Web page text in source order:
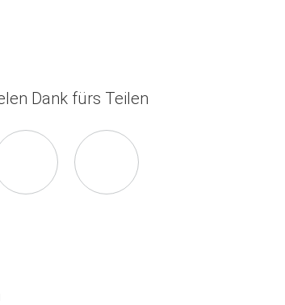
Dank fürs Teilen
Seite